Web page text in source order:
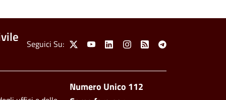
Social Menu
Seguici Su: X YoutubeLinkedinInstagram
Feed Telegram
Footer side
Numero Unico 112